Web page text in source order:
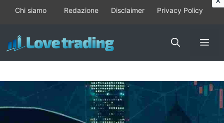
contenuto
Chi siamo Redazione Disclaimer Privacy Policy